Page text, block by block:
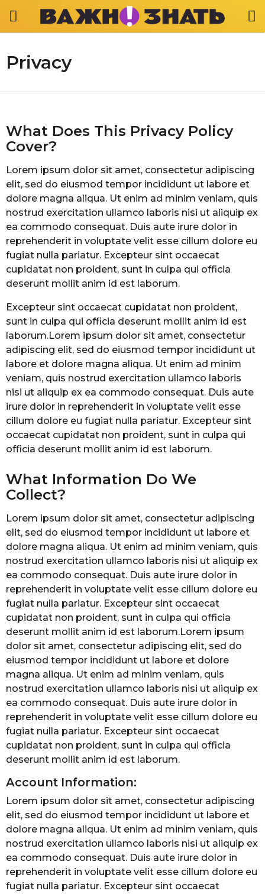
Privacy
What Does This Privacy Policy
Cover?
Lorem ipsum dolor sit amet, consectetur adipiscing
elit, sed do eiusmod tempor incididunt ut labore et
dolore magna aliqua. Ut enim ad minim veniam, quis
nostrud exercitation ullamco laboris nisi ut aliquip ex
ea commodo consequat. Duis aute irure dolor in
reprehenderit in voluptate velit esse cillum dolore eu
fugiat nulla pariatur. Excepteur sint occaecat
cupidatat non proident, sunt in culpa qui officia
deserunt mollit anim id est laborum.
Excepteur sint occaecat cupidatat non proident,
sunt in culpa qui officia deserunt mollit anim id est
laborum.Lorem ipsum dolor sit amet, consectetur
adipiscing elit, sed do eiusmod tempor incididunt ut
labore et dolore magna aliqua. Ut enim ad minim
veniam, quis nostrud exercitation ullamco laboris
nisi ut aliquip ex ea commodo consequat. Duis aute
irure dolor in reprehenderit in voluptate velit esse
cillum dolore eu fugiat nulla pariatur. Excepteur sint
occaecat cupidatat non proident, sunt in culpa qui
officia deserunt mollit anim id est laborum.
What Information Do We
Collect?
Lorem ipsum dolor sit amet, consectetur adipiscing
elit, sed do eiusmod tempor incididunt ut labore et
dolore magna aliqua. Ut enim ad minim veniam, quis
nostrud exercitation ullamco laboris nisi ut aliquip ex
ea commodo consequat. Duis aute irure dolor in
reprehenderit in voluptate velit esse cillum dolore eu
fugiat nulla pariatur. Excepteur sint occaecat
cupidatat non proident, sunt in culpa qui officia
deserunt mollit anim id est laborum.Lorem ipsum
dolor sit amet, consectetur adipiscing elit, sed do
eiusmod tempor incididunt ut labore et dolore
magna aliqua. Ut enim ad minim veniam, quis
nostrud exercitation ullamco laboris nisi ut aliquip ex
ea commodo consequat. Duis aute irure dolor in
reprehenderit in voluptate velit esse cillum dolore eu
fugiat nulla pariatur. Excepteur sint occaecat
cupidatat non proident, sunt in culpa qui officia
deserunt mollit anim id est laborum.
Account Information:
Lorem ipsum dolor sit amet, consectetur adipiscing
elit, sed do eiusmod tempor incididunt ut labore et
dolore magna aliqua. Ut enim ad minim veniam, quis
nostrud exercitation ullamco laboris nisi ut aliquip ex
ea commodo consequat. Duis aute irure dolor in
reprehenderit in voluptate velit esse cillum dolore eu
fugiat nulla pariatur. Excepteur sint occaecat